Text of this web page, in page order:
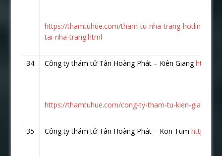
https://thamtuhue.com/tham-tu-nha-trang-hotline-
tai-nha-trang.html
34 Công ty thám tử Tân Hoàng Phát – Kiên Gianghttps://
https://thamtuhue.com/cong-ty-tham-tu-kien-giang-
35 Công ty thám tử Tân Hoàng Phát – Kon Tumhttps://